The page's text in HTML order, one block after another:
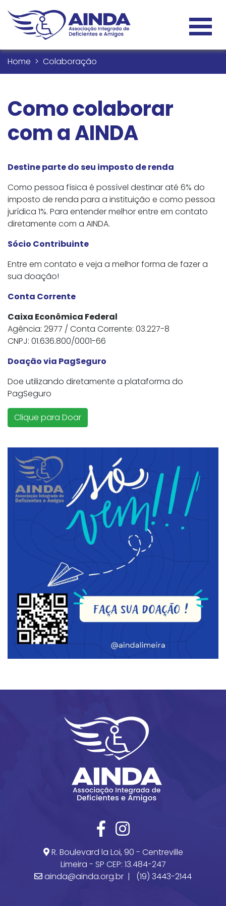
Home Colaboração
Como colaborar
com a AINDA
Destine parte do seu imposto de renda
Como pessoa física é possível destinar até 6% do
imposto de renda para a instituição e como pessoa
jurídica 1%. Para entender melhor entre em contato
diretamente com a AINDA.
Sócio Contribuinte
Entre em contato e veja a melhor forma de fazer a
sua doação!
Conta Corrente
Caixa Econômica Federal
Agência: 2977 / Conta Corrente: 03.227-8
CNPJ: 01.636.800/0001-66
Doação via PagSeguro
Doe utilizando diretamente a plataforma do
PagSeguro
Clique para Doar
R. Boulevard la Loi, 90 - Centreville
Limeira - SP CEP: 13.484-247
ainda@ainda.org.br |
(19) 3443-2144